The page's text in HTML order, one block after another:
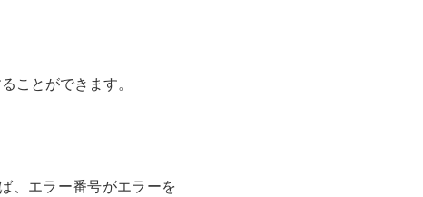
ことができます。
エラー番号がエラーを